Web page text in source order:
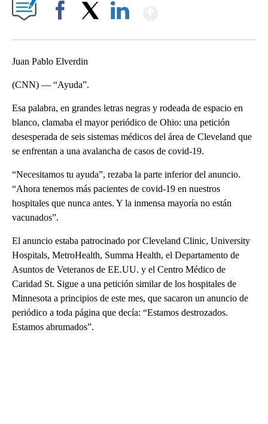
Juan Pablo Elverdin
(CNN) — “Ayuda”.
Esa palabra, en grandes letras negras y rodeada de espacio en
blanco, clamaba el mayor periódico de Ohio: una petición
desesperada de seis sistemas médicos del área de Cleveland que
se enfrentan a una avalancha de casos de covid-19.
“Necesitamos tu ayuda”, rezaba la parte inferior del anuncio.
“Ahora tenemos más pacientes de covid-19 en nuestros
hospitales que nunca antes. Y la inmensa mayoría no están
vacunados”.
El anuncio estaba patrocinado por Cleveland Clinic, University
Hospitals, MetroHealth, Summa Health, el Departamento de
Asuntos de Veteranos de EE.UU. y el Centro Médico de
Caridad St. Sigue a una petición similar de los hospitales de
Minnesota a principios de este mes, que sacaron un anuncio de
periódico a toda página que decía: “Estamos destrozados.
Estamos abrumados”.